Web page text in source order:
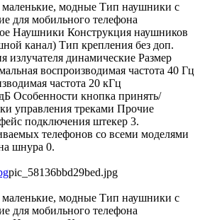
маленькие, модные Тип наушники с
для мобильного телефона
Наушники Конструкция наушников
канал) Тип крепления без доп.
излучателя динамические Размер
воспроизводимая частота 40 Гц
частота 20 кГц
Особенности кнопка принять/
управления треками Прочие
подключения штекер 3.
телефонов со всеми моделями
шнура 0.
pic_58136bbd29bed.jpg
маленькие, модные Тип наушники с
для мобильного телефона